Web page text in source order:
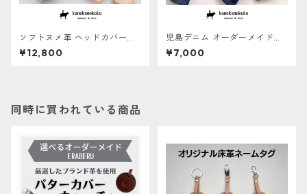
ソフトヌメ革 ヘッドカバー【E
RABERU】
¥12,800
児島デニム オーダーメイドヘ
ッドカバー【ERABERU】
¥7,000
同時に買われている商品